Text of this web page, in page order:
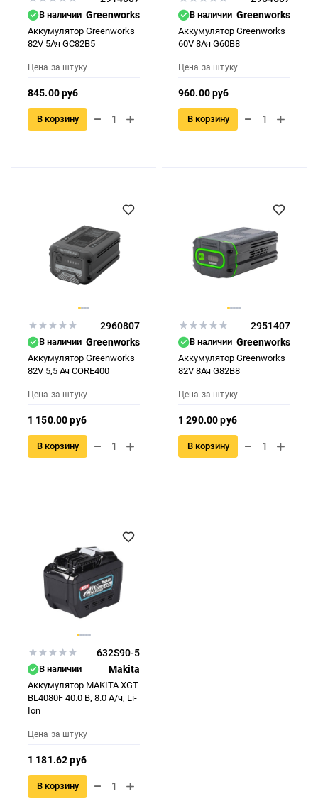
В наличии Greenworks
Аккумулятор Greenworks
82V 5Ач GC82B5
Цена за штуку
845.00 руб
В корзину
В наличии Greenworks
Аккумулятор Greenworks
60V 8Ач G60B8
Цена за штуку
960.00 руб
В корзину
2960807
В наличии Greenworks
Аккумулятор Greenworks
82V 5,5 Ач CORE400
Цена за штуку
1 150.00 руб
В корзину
2951407
В наличии Greenworks
Аккумулятор Greenworks
82V 8Ач G82B8
Цена за штуку
1 290.00 руб
В корзину
632S90-5
В наличии Makita
Аккумулятор MAKITA XGT
BL4080F 40.0 В, 8.0 А/ч, Li-
Ion
Цена за штуку
1 181.62 руб
В корзину